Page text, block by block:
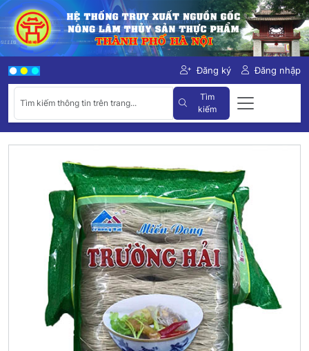
Đăng ký Đăng nhập
Tìm
kiếm